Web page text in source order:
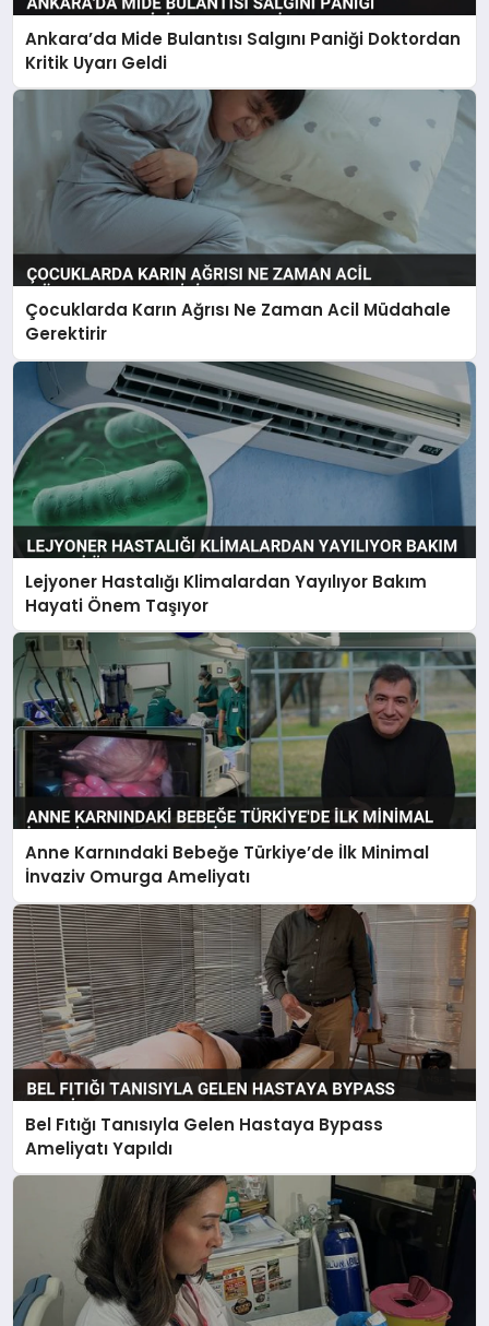
Ankara’da Mide Bulantısı Salgını Paniği Doktordan
Kritik Uyarı Geldi
Çocuklarda Karın Ağrısı Ne Zaman Acil Müdahale
Gerektirir
Lejyoner Hastalığı Klimalardan Yayılıyor Bakım
Hayati Önem Taşıyor
Anne Karnındaki Bebeğe Türkiye’de İlk Minimal
İnvaziv Omurga Ameliyatı
Bel Fıtığı Tanısıyla Gelen Hastaya Bypass
Ameliyatı Yapıldı